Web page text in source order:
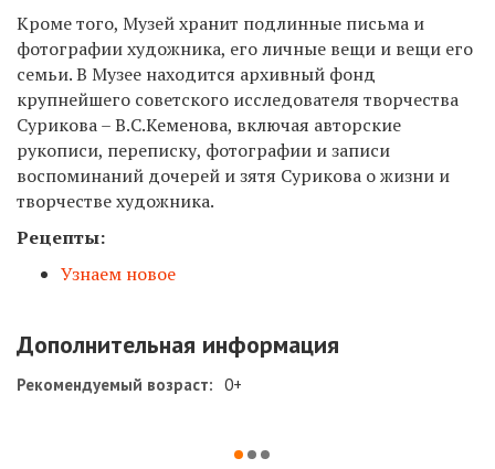
Кроме того, Музей хранит подлинные письма и
фотографии художника, его личные вещи и вещи его
семьи. В Музее находится архивный фонд
крупнейшего советского исследователя творчества
Сурикова – В.С.Кеменова, включая авторские
рукописи, переписку, фотографии и записи
воспоминаний дочерей и зятя Сурикова о жизни и
творчестве художника.
Рецепты:
Узнаем новое
Дополнительная информация
Рекомендуемый возраст: 0+